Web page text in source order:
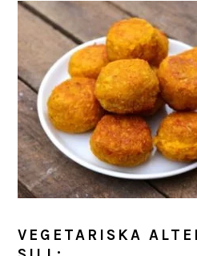
VEGETARISKA